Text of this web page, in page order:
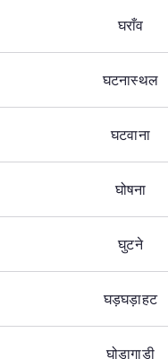
घराँव
घटनास्थल
घटवाना
घोषना
घुटने
घड़घड़ाहट
घोड़ागाड़ी